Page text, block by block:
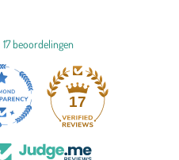
17 beoordelingen
17